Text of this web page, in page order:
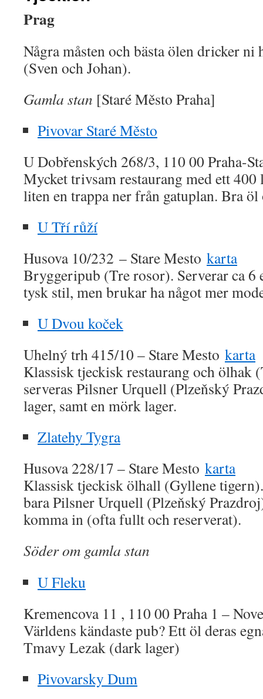
Prag
Några måsten och bästa ölen dricker ni
(Sven och Johan).
Gamla stan [Staré Město Praha]
Pivovar Staré Město
U Dobřenských 268/3, 110 00 Praha-
Mycket trivsam restaurang med ett
liten en trappa ner från gatuplan. Bra öl
U Tří růží
Husova 10/232 – Stare Mesto karta
Bryggeripub (Tre rosor). Serverar ca 6
tysk stil, men brukar ha något mer
U Dvou koček
Uhelný trh 415/10 – Stare Mesto karta
Klassisk tjeckisk restaurang och ölhak
serveras Pilsner Urquell (Plzeňský
lager, samt en mörk lager.
Zlatehy Tygra
Husova 228/17 – Stare Mesto karta
Klassisk tjeckisk ölhall (Gyllene
bara Pilsner Urquell (Plzeňský
komma in (ofta fullt och reserverat).
Söder om gamla stan
U Fleku
Kremencova 11 , 110 00 Praha 1 –
Världens kändaste pub? Ett öl deras
Tmavy Lezak (dark lager)
Pivovarsky Dum